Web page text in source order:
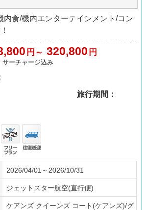
内食/機内エンターテインメント/コン
円～ 320,800 円
サーチャージ込み
旅行期間：
フリ
ープ
ラン
往復
送迎
2026/04/01～2026/10/31
ジェットスター航空(直行便)
ケアンズ クイーンズ コート(ケアンズ)/グ